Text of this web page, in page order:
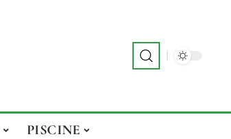
PISCINE